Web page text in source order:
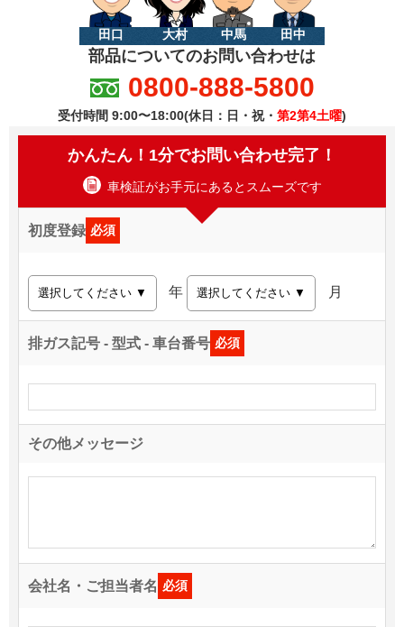
田口 大村 中馬 田中
部品についてのお問い合わせは
0800-888-5800
受付時間 9:00〜18:00(休日：日・祝・ 第2第4土曜)
かんたん！1分でお問い合わせ完了！
車検証がお手元にあるとスムーズです
初度登録 必須
年 月
排ガス記号 - 型式 - 車台番号 必須
その他メッセージ
会社名・ご担当者名 必須